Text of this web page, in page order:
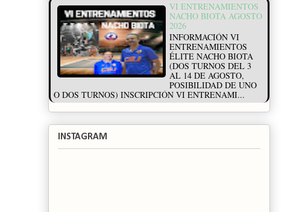
VI ENTRENAMIENTOS
NACHO BIOTA AGOSTO
2026
INFORMACIÓN VI
ENTRENAMIENTOS
ÉLITE NACHO BIOTA
(DOS TURNOS DEL 3
AL 14 DE AGOSTO,
POSIBILIDAD DE UNO
O DOS TURNOS) INSCRIPCIÓN VI ENTRENAMI...
INSTAGRAM